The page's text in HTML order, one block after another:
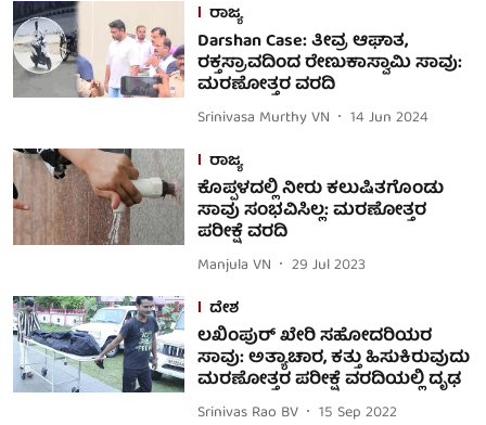
ರಾಜ್ಯ
Darshan Case: ತೀವ್ರ ಆಘಾತ,
ರಕ್ತಸ್ರಾವದಿಂದ ರೇಣುಕಾಸ್ವಾಮಿ ಸಾವು:
ಮರಣೋತ್ತರ ವರದಿ
Srinivasa Murthy VN
14 Jun 2024
ರಾಜ್ಯ
ಕೊಪ್ಪಳದಲ್ಲಿ ನೀರು ಕಲುಷಿತಗೊಂಡು
ಸಾವು ಸಂಭವಿಸಿಲ್ಲ: ಮರಣೋತ್ತರ
ಪರೀಕ್ಷೆ ವರದಿ
Manjula VN
29 Jul 2023
ದೇಶ
ಲಖಿಂಪುರ್ ಖೇರಿ ಸಹೋದರಿಯರ
ಸಾವು: ಅತ್ಯಾಚಾರ, ಕತ್ತು ಹಿಸುಕಿರುವುದು
ಮರಣೋತ್ತರ ಪರೀಕ್ಷೆ ವರದಿಯಲ್ಲಿ ದೃಢ
Srinivas Rao BV
15 Sep 2022